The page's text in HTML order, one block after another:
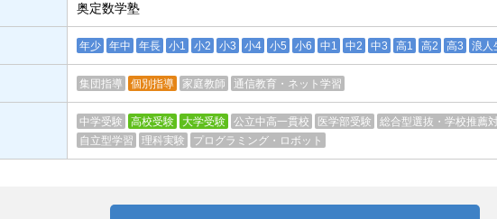
奥定数学塾
年少 年中 年長 小1 小2 小3 小4 小5 小6 中1 中2 中3 高1 高2 高3 浪人
集団指導 個別指導 家庭教師 通信教育・ネット学習
中学受験 高校受験 大学受験 公立中高一貫校 医学部受験
総合型選抜・学校推薦
自立型学習
理科実験 プログラミング・ロボット